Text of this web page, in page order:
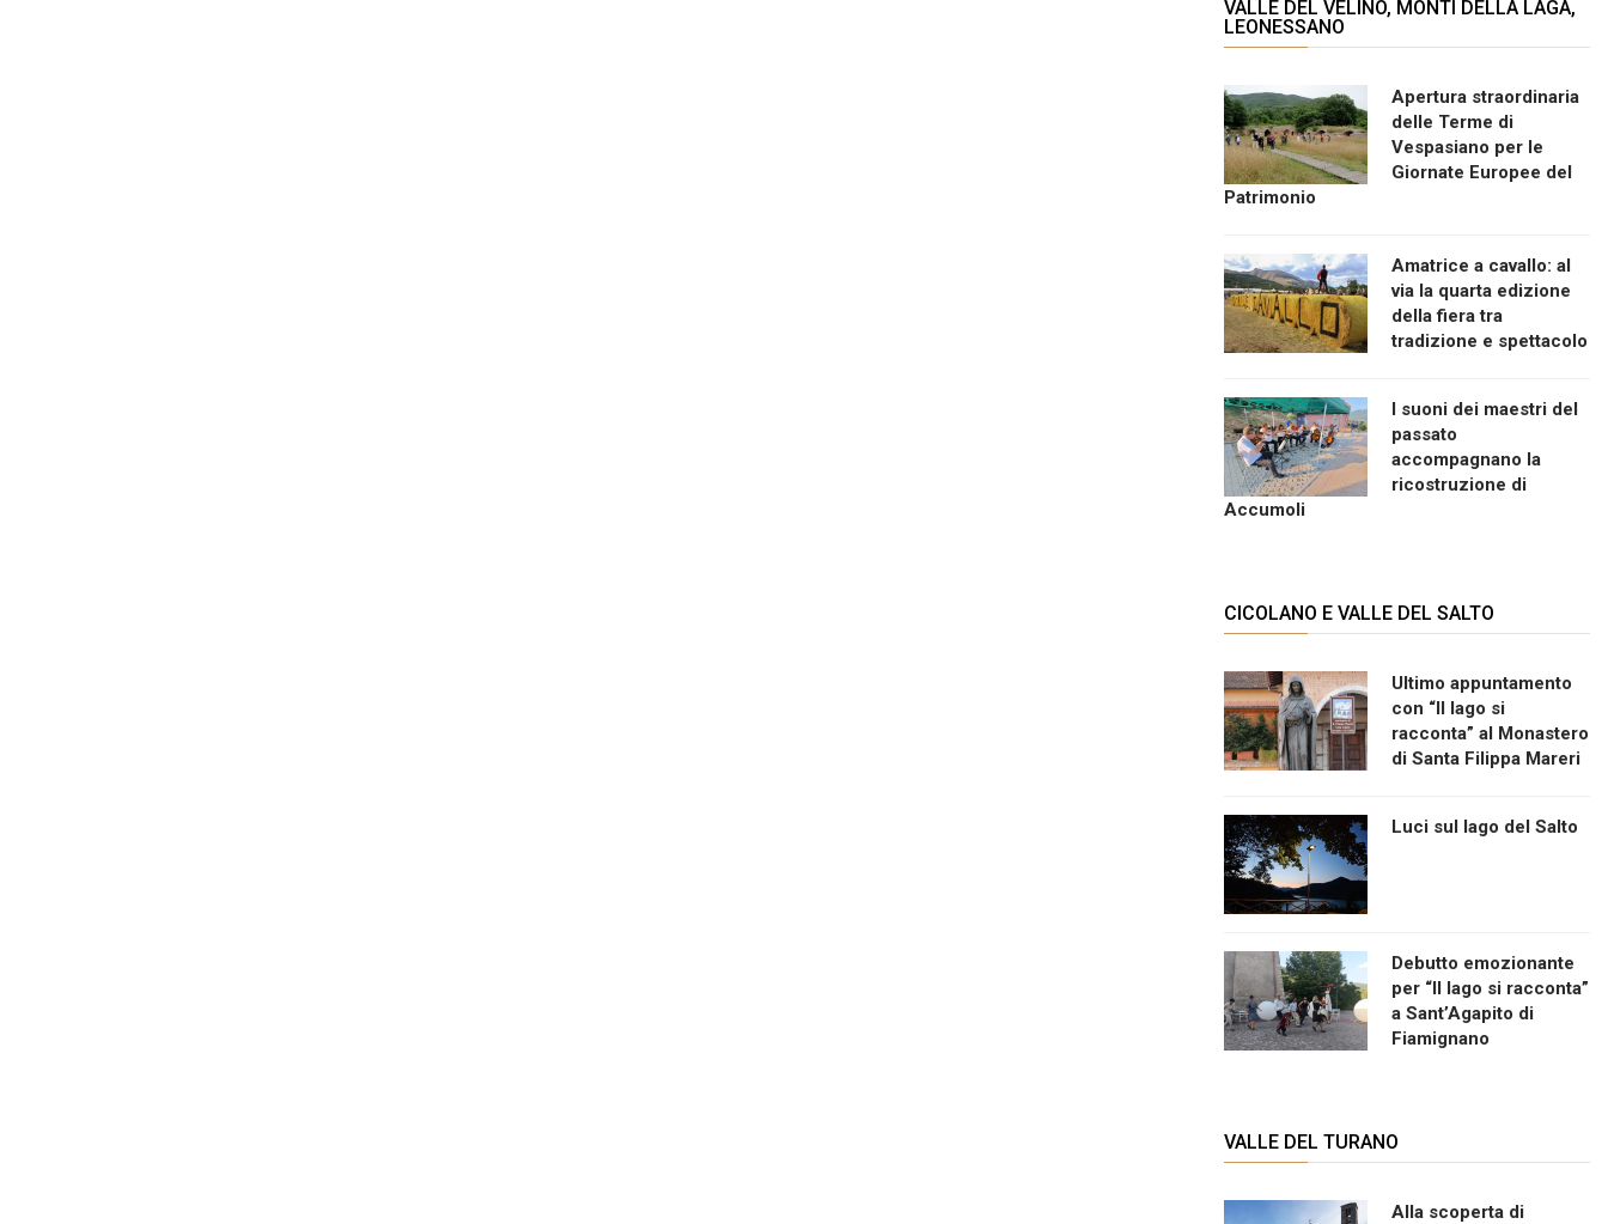
VALLE DEL VELINO, MONTI DELLA LAGA,
LEONESSANO
Apertura straordinaria
delle Terme di
Vespasiano per le
Giornate Europee del
Patrimonio
Amatrice a cavallo: al
via la quarta edizione
della fiera tra
tradizione e spettacolo
I suoni dei maestri del
passato
accompagnano la
ricostruzione di
Accumoli
CICOLANO E VALLE DEL SALTO
Ultimo appuntamento
con “Il lago si
racconta” al Monastero
di Santa Filippa Mareri
Luci sul lago del Salto
Debutto emozionante
per “Il lago si racconta”
a Sant’Agapito di
Fiamignano
VALLE DEL TURANO
Alla scoperta di